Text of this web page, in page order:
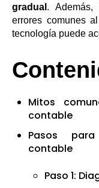
gradual . Además,
errores comunes
tecnología puede
Mitos
contable
Pasos
contable
Paso 1: